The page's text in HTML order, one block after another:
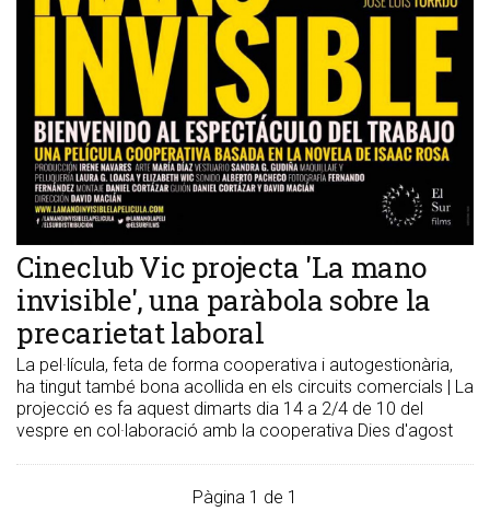
Cineclub Vic projecta 'La mano
invisible', una paràbola sobre la
precarietat laboral
La pel·lícula, feta de forma cooperativa i autogestionària,
ha tingut també bona acollida en els circuits comercials | La
projecció es fa aquest dimarts dia 14 a 2/4 de 10 del
vespre en col·laboració amb la cooperativa Dies d'agost
Pàgina 1 de 1